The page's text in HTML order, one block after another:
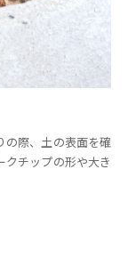
の際、土の表面を確
チップの形や大き